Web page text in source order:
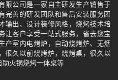
限公司是一家自主研发生产销售于
完善的研发团队和售后安装服务团
输出、设计装修风格，烧烤技术培
让客户享受一站式服务，省去您宝
产室内电烤炉，自动烧烤炉、无烟
很久以前烧烤炉，烧烤桌，很久以
火锅烧烤一体桌等